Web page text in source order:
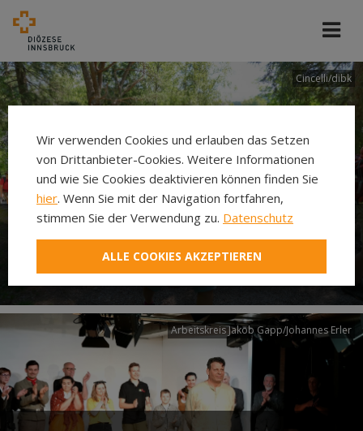
Cincelli/dibk
Neuer Pilgerweg Via
Laudato si’
Arbeitskreis Jakob Gapp/Johannes Erler
Wir verwenden Cookies und erlauben das Setzen
von Drittanbieter-Cookies. Weitere Informationen
und wie Sie Cookies deaktivieren können finden Sie
hier. Wenn Sie mit der Navigation fortfahren,
stimmen Sie der Verwendung zu. Datenschutz
ALLE COOKIES AKZEPTIEREN